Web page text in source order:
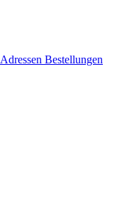
Adressen Bestellungen